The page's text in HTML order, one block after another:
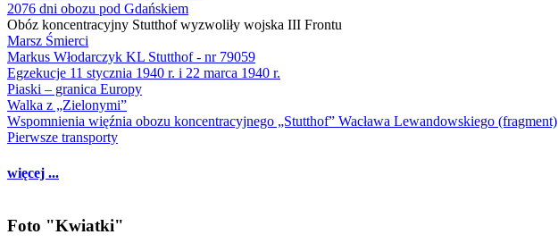
2076 dni obozu pod Gdańskiem
Obóz koncentracyjny Stutthof wyzwoliły wojska III Frontu
Marsz Śmierci
Markus Włodarczyk KL Stutthof - nr 79059
Egzekucje 11 stycznia 1940 r. i 22 marca 1940 r.
Piaski – granica Europy
Walka z „Zielonymi”
Wspomnienia więźnia obozu koncentracyjnego „Stutthof” Wacława Lewandowskiego (fragment)
Pierwsze transporty
więcej ...
Foto "Kwiatki"